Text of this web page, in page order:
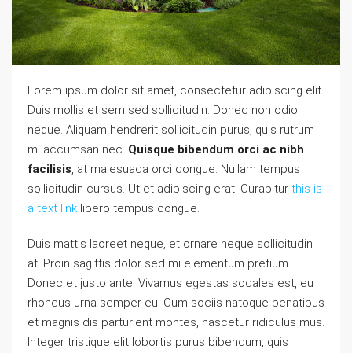
Lorem ipsum dolor sit amet, consectetur adipiscing elit.
Duis mollis et sem sed sollicitudin. Donec non odio
neque. Aliquam hendrerit sollicitudin purus, quis rutrum
mi accumsan nec. Quisque bibendum orci ac nibh
facilisis, at malesuada orci congue. Nullam tempus
sollicitudin cursus. Ut et adipiscing erat. Curabitur this is
a text link libero tempus congue.
Duis mattis laoreet neque, et ornare neque sollicitudin
at. Proin sagittis dolor sed mi elementum pretium.
Donec et justo ante. Vivamus egestas sodales est, eu
rhoncus urna semper eu. Cum sociis natoque penatibus
et magnis dis parturient montes, nascetur ridiculus mus.
Integer tristique elit lobortis purus bibendum, quis